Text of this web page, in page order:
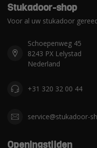
Stukadoor-shop
Voor al uw stukadoor
Schoepenweg 45
8243 PX Lelystad
Nederland
+31 320 32 00 44
service@stukadoor-
Openingstijden